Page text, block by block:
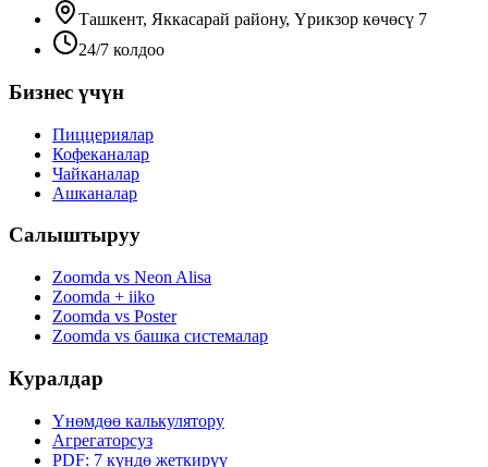
Ташкент, Яккасарай району, Үрикзор көчөсү 7
24/7 колдоо
Бизнес үчүн
Пиццериялар
Кофеканалар
Чайканалар
Ашканалар
Салыштыруу
Zoomda vs Neon Alisa
Zoomda + iiko
Zoomda vs Poster
Zoomda vs башка системалар
Куралдар
Үнөмдөө калькулятору
Агрегаторсуз
PDF: 7 күндө жеткирүү